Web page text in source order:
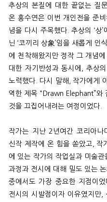
추상의 본질에 대한 끝없는 질
온 홍수연은 이번 개인전을 준비
념을 다시 주목했다.추상의‘상’
닌‘코끼리 상象’임을 새롭게 인
에 천착해왔지만 정작 그 개념
대한 자기반성과 동시에
추상
노력했다 다시 말해 ,작가에게
역한 제목 “Drawn Elephant”와
것을 끄집어내려는 여정이었다
작가는 지난2 년여간 코리아나
신작 제작에 온 힘을 쏟았고 ,작
에 있는 작가의 작업실과 미술
과정과 전시에 대해 밀도 있는
중에서도 가장 중요한 지점이었
전시의 시발점이자 이유였지만,